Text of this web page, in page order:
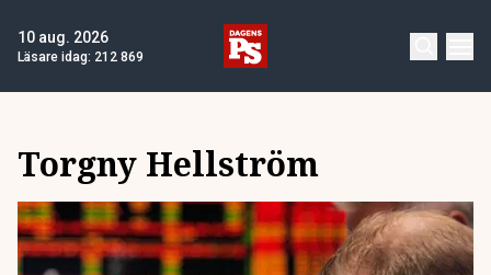
10 aug. 2026
Läsare idag: 212 869
Torgny Hellström